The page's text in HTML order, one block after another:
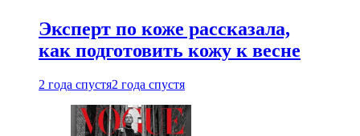
Эксперт по коже рассказала,
как подготовить кожу к весне
2 года спустя2 года спустя